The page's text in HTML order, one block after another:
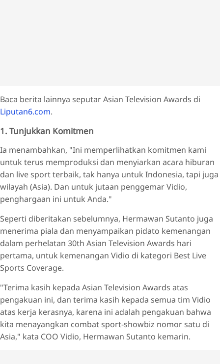
Baca berita lainnya seputar Asian Television Awards di
Liputan6.com.
1. Tunjukkan Komitmen
Ia menambahkan, "Ini memperlihatkan komitmen kami
untuk terus memproduksi dan menyiarkan acara hiburan
dan live sport terbaik, tak hanya untuk Indonesia, tapi juga
wilayah (Asia). Dan untuk jutaan penggemar Vidio,
penghargaan ini untuk Anda."
Seperti diberitakan sebelumnya, Hermawan Sutanto juga
menerima piala dan menyampaikan pidato kemenangan
dalam perhelatan 30th Asian Television Awards hari
pertama, untuk kemenangan Vidio di kategori Best Live
Sports Coverage.
"Terima kasih kepada Asian Television Awards atas
pengakuan ini, dan terima kasih kepada semua tim Vidio
atas kerja kerasnya, karena ini adalah pengakuan bahwa
kita menayangkan combat sport-showbiz nomor satu di
Asia," kata COO Vidio, Hermawan Sutanto kemarin.